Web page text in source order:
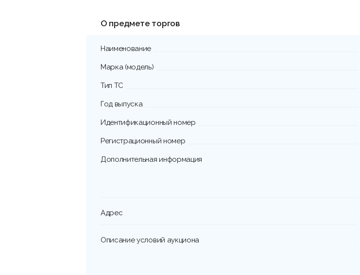
О предмете торгов
Наименование
Марка (модель)
Тип ТС
Год выпуска
Идентификационный номер
Регистрационный номер
Дополнительная информация
Адрес
Описание условий аукциона